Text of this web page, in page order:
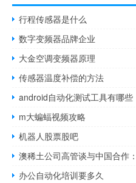
行程传感器是什么
数字变频器品牌企业
大金空调变频器原理
传感器温度补偿的方法
android自动化测试工具有哪些
m大蝙蝠视频攻略
机器人股票股吧
办公自动化培训要多久